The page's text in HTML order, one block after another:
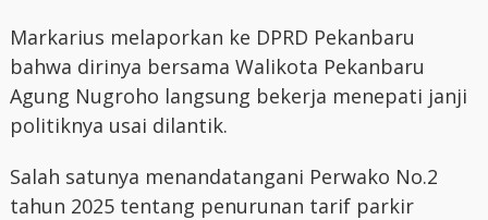
Markarius melaporkan ke DPRD Pekanbaru
bahwa dirinya bersama Walikota Pekanbaru
Agung Nugroho langsung bekerja menepati janji
politiknya usai dilantik.
Salah satunya menandatangani Perwako No.2
tahun 2025 tentang penurunan tarif parkir